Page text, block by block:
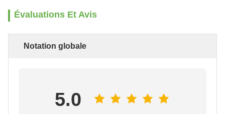
Évaluations Et Avis
Notation globale
5.0